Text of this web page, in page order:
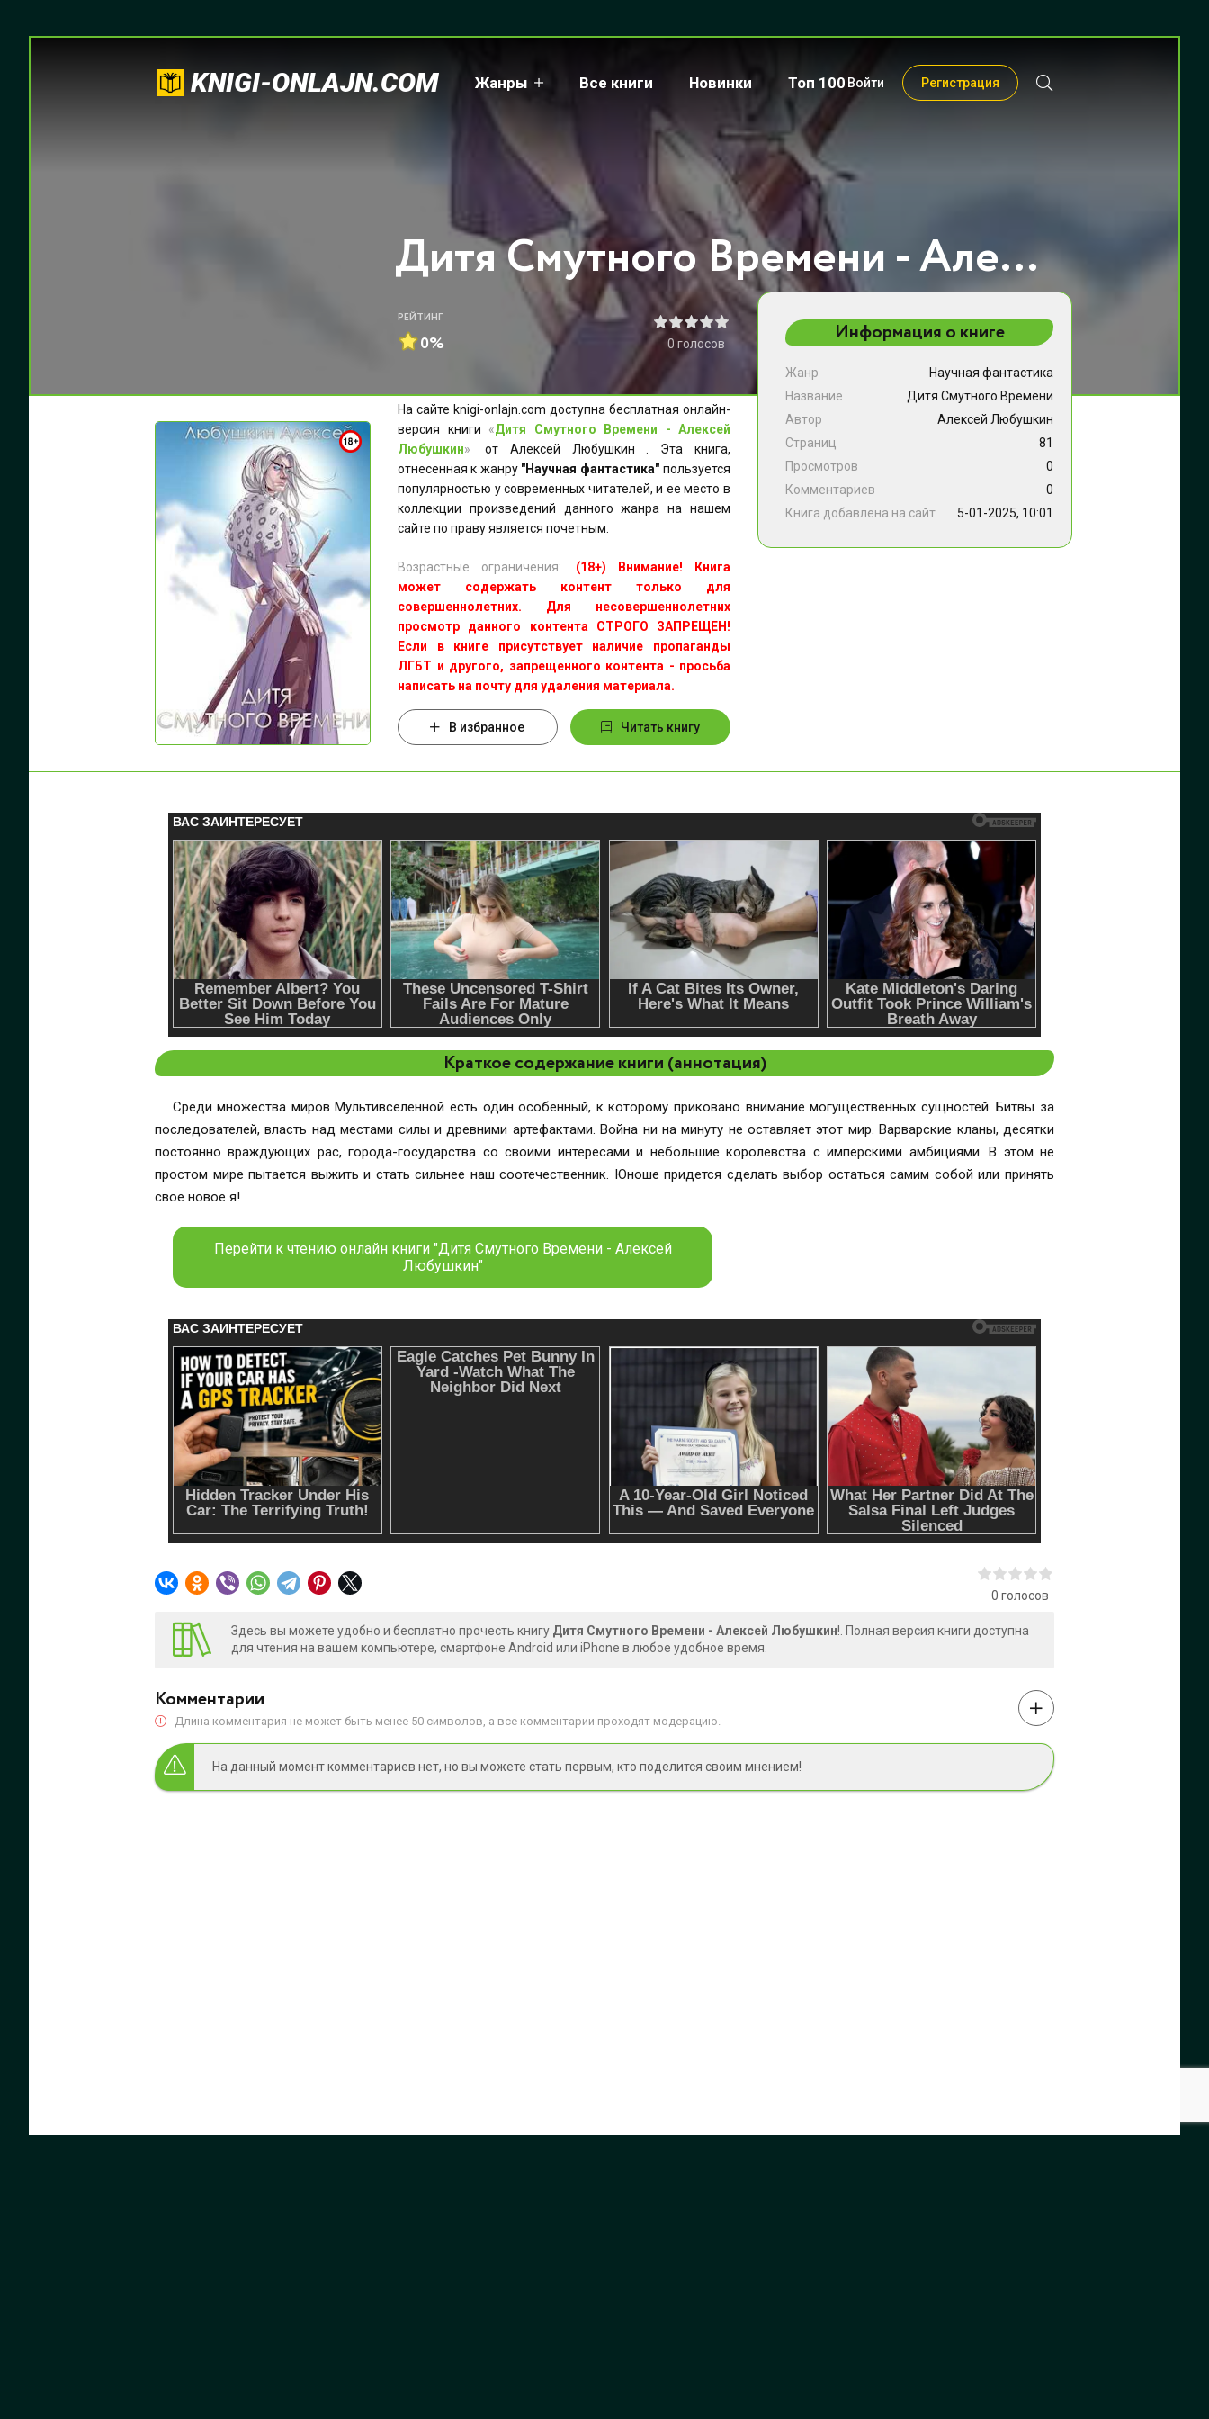
KNIGI-ONLAJN.COM Жанры Все книги Новинки Топ 100 Войти Регистрация
Дитя Смутного Времени - Алексей Любушкин
РЕЙТИНГ
0% 0 голосов
На сайте knigi-onlajn.com доступна бесплатная онлайн-
версия книги «Дитя Смутного Времени - Алексей
Любушкин»
от Алексей Любушкин . Эта книга,
отнесенная к жанру "Научная фантастика" пользуется
популярностью у современных читателей, и ее место в
коллекции произведений данного жанра на нашем
сайте по праву является почетным.
Возрастные ограничения:
(18+) Внимание! Книга
может содержать контент только для
совершеннолетних. Для несовершеннолетних
просмотр данного контента СТРОГО ЗАПРЕЩЕН!
Если в книге присутствует наличие пропаганды
ЛГБТ и другого, запрещенного контента - просьба
написать на почту для удаления материала.
В избранное Читать книгу
Информация о книге
Жанр
Научная фантастика
Название
Дитя Смутного Времени
Автор
Алексей Любушкин
Страниц
81
Просмотров
0
Комментариев
0
Книга добавлена на сайт
5-01-2025, 10:01
Краткое содержание книги (аннотация)
Среди множества миров Мультивселенной есть один особенный, к которому приковано внимание могущественных сущностей. Битвы за
последователей, власть над местами силы и древними артефактами. Война ни на минуту не оставляет этот мир. Варварские кланы, десятки
постоянно враждующих рас, города-государства со своими интересами и небольшие королевства с имперскими амбициями. В этом не
простом мире пытается выжить и стать сильнее наш соотечественник. Юноше придется сделать выбор остаться самим собой или принять
свое новое я!
Перейти к чтению онлайн книги "Дитя Смутного Времени - Алексей
Любушкин"
0 голосов
Здесь вы можете удобно и бесплатно прочесть книгу Дитя Смутного Времени - Алексей Любушкин!. Полная версия книги доступна
для чтения на вашем компьютере, смартфоне Android или iPhone в любое удобное время.
Комментарии
Длина комментария не может быть менее 50 символов, а все комментарии проходят модерацию.
На данный момент комментариев нет, но вы можете стать первым, кто поделится своим мнением!